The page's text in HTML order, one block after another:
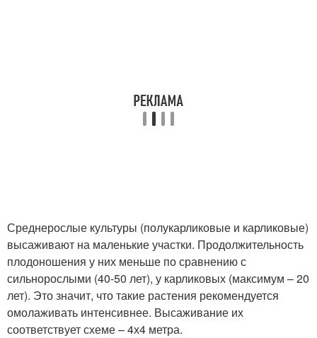
Среднерослые культуры (полукарликовые и карликовые)
высаживают на маленькие участки. Продолжительность
плодоношения у них меньше по сравнению с
сильнорослыми (40-50 лет), у карликовых (максимум – 20
лет). Это значит, что такие растения рекомендуется
омолаживать интенсивнее. Высаживание их
соответствует схеме – 4х4 метра.